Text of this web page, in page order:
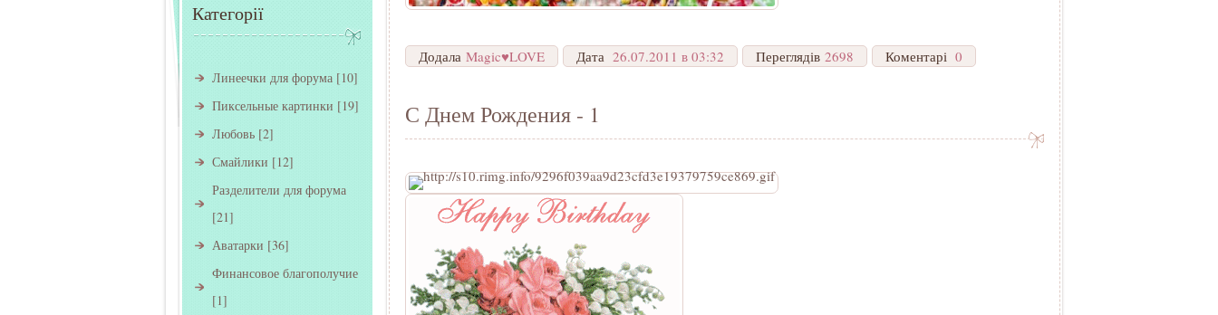
Додала Magic♥LOVE Дата 26.07.2011 в 03:32 Переглядів 2698 Коментарі 0
С Днем Рождения - 1
Категорії
Линеечки для форума [10]
Пиксельные картинки [19]
Любовь [2]
Смайлики [12]
Разделители для форума
[21]
Аватарки [36]
Финансовое благополучие
[1]